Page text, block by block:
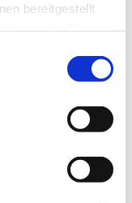
bereitgestellt